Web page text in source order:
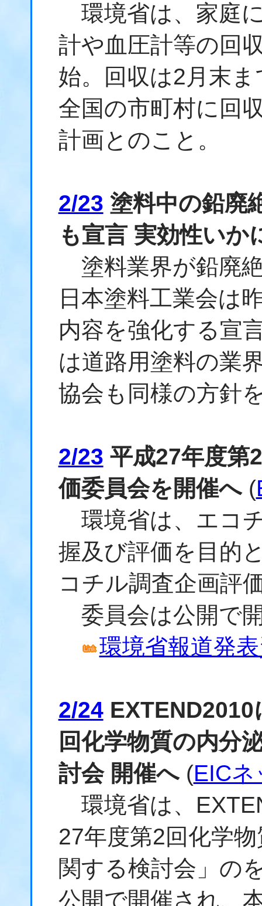
環境省は、家庭
計や血圧計等の回
始。回収は2月末
全国の市町村に回
計画とのこと。
2/23 塗料中の鉛廃
も宣言 実効性いか
塗料業界が鉛廃
日本塗料工業会は
内容を強化する宣
は道路用塗料の業
協会も同様の方針
2/23 平成27年度第
価委員会を開催へ(
環境省は、エコ
握及び評価を目的
コチル調査企画評
委員会は公開で
環境省報道発
2/24EXTEND2010
回化学物質の内分
討会 開催へ(EICネ
環境省は、
27年度第2回化学
関する検討会」の
公開で開催され、